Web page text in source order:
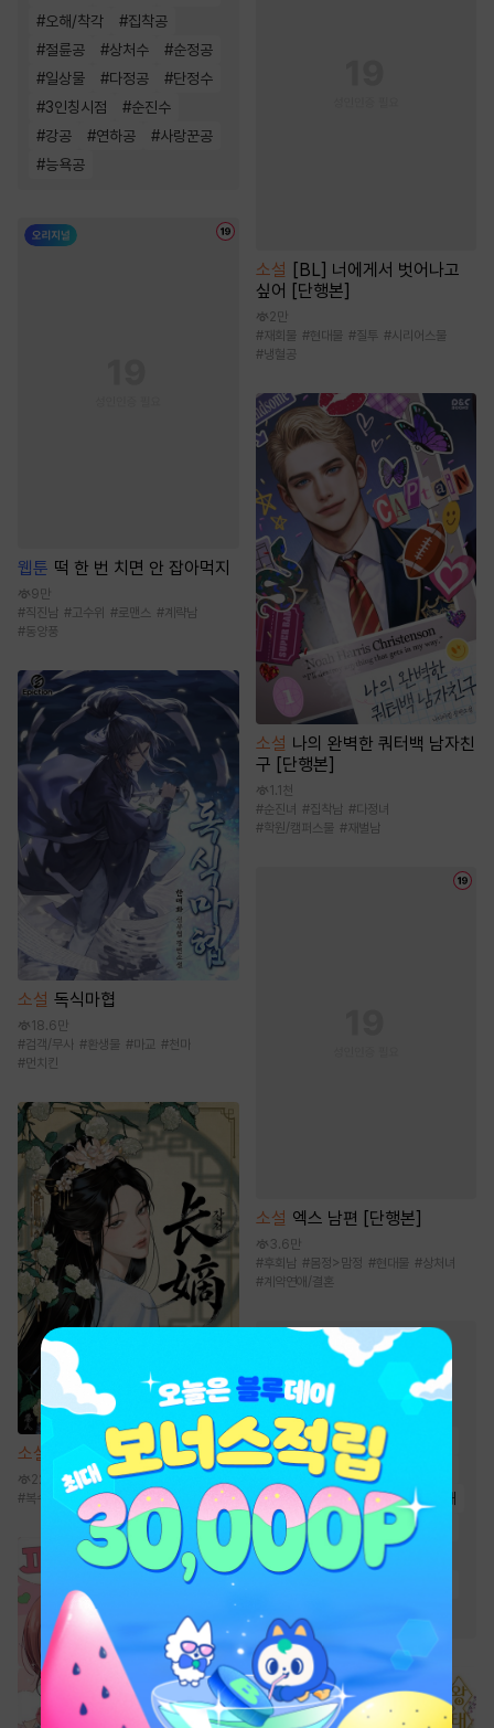
#오해/착각 #집착공
#절륜공 #상처수 #순정공
#일상물 #다정공 #단정수
#3인칭시점 #순진수
#강공 #연하공 #사랑꾼공
#능욕공
웹툰 떡 한 번 치면 안 잡아먹지
9만
#직진남 #고수위 #로맨스 # 계략남
#동양풍
소설 독식마협
18.6만
#검객/무사 # 환생물 #마교 #천마
#먼치킨
소설
22만
#복수 # 궁정물 #동양풍 # 계략녀 능력남
소설 [BL] 너에게서 벗어나고
싶어 [단행본]
2만
#재회물 #현대물 #질투 #시리어스물
#냉혈공
소설 나의 완벽한 쿼터백 남자친
구 [단행본]
1.1천
#순진녀 #집착남 #다정녀
#학원/캠퍼스물 #재벌남
소설 엑스 남편 [단행본]
3.6만
#후회남 #몸정>맘정 #현대물 #상처녀
#계약연애/결혼
로맨스 소설
인기 키워드
# 순정남 #계략남
#재회물 # 직진남
#
왕족/귀족 #고수위
오해
#
집착남 # 능력남
순진녀
절륜남
운명적사랑